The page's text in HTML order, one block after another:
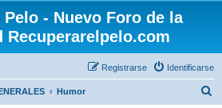
- Nuevo Foro de la
Recuperarelpelo.com
Identificarse
Registrarse
Humor